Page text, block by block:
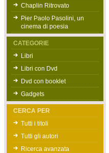
Chaplin Ritrovato
Pier Paolo Pasolini, un
cinema di poesia
CATEGORIE
Libri
Libri con Dvd
Dvd con booklet
Gadgets
CERCA PER
Tutti i titoli
Tutti gli autori
Ricerca avanzata